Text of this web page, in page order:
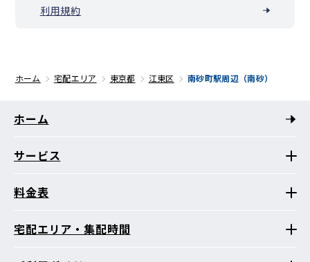
利用規約
ホーム 宅配エリア 東京都 江東区 南砂町駅周辺（南砂）
ホーム
サービス
料金表
宅配エリア・集配時間